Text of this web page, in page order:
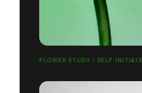
FLOWER STUDY / SELF